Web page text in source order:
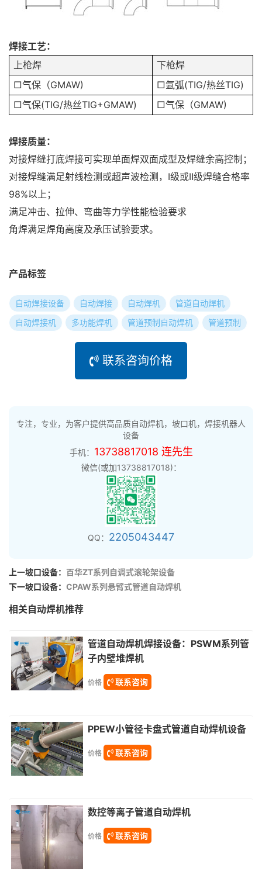
焊接工艺：
上枪焊
下枪焊
□气保（GMAW)
□氩弧(TIG/热丝TIG)
□气保(TIG/热丝TIG+GMAW)
□气保（GMAW)
焊接质量：
对接焊缝打底焊接可实现单面焊双面成型及焊缝余高控制；
对接焊缝满足射线检测或超声波检测，Ⅰ级或Ⅱ级焊缝合格率
98%以上；
满足冲击、拉伸、弯曲等力学性能检验要求
角焊满足焊角高度及承压试验要求。
产品标签
自动焊接设备 自动焊接 自动焊机
管道自动焊机
自动焊接机
多功能焊机 管道预制自动焊机 管道预制
联系咨询价格
专注，专业，为客户提供高品质自动焊机，坡口机，焊接机器人
设备
手机： 13738817018 连先生
微信(或加13738817018)：
QQ： 2205043447
上一坡口设备： 百华ZT系列自调式滚轮架设备
下一坡口设备： CPAW系列悬臂式管道自动焊机
相关自动焊机推荐
管道自动焊机焊接设备：PSWM系列管
子内壁堆焊机
价格 联系咨询
PPEW小管径卡盘式管道自动焊机设备
价格 联系咨询
数控等离子管道自动焊机
价格 联系咨询